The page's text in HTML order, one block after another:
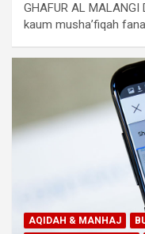
GHAFUR AL
kaum musha’fiqah
AQIDAH & MANHAJ